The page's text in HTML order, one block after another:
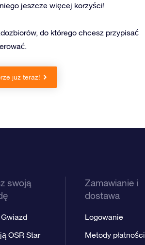
jeszcze więcej korzyści!
do którego chcesz przypisać
już teraz!
swoją
OSR Star
Zamawianie i
dostawa
Logowanie
Metody płatności